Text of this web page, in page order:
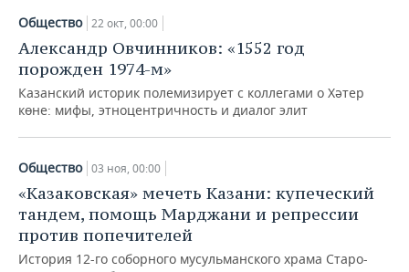
Общество 22 окт, 00:00
Александр Овчинников: «1552 год
порожден 1974-м»
Казанский историк полемизирует с коллегами о Хәтер
көне: мифы, этноцентричность и диалог элит
Общество 03 ноя, 00:00
«Казаковская» мечеть Казани: купеческий
тандем, помощь Марджани и репрессии
против попечителей
История 12-го соборного мусульманского храма Старо-